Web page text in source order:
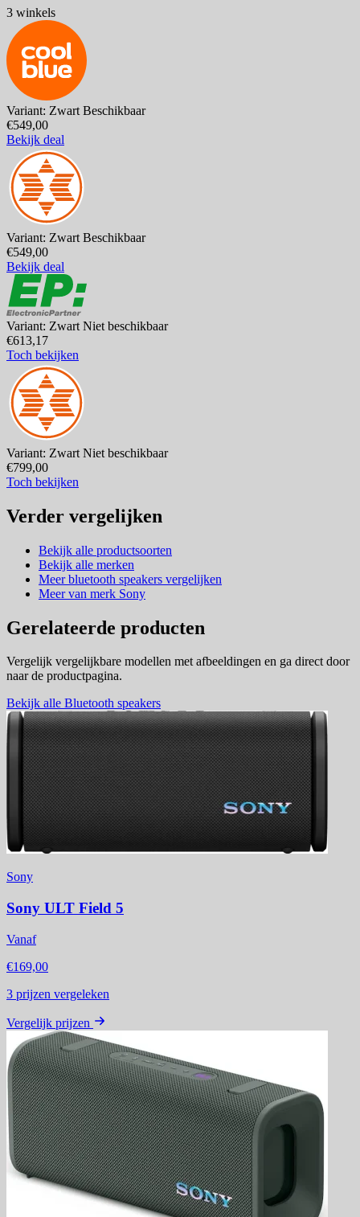
3 winkels
Variant: Zwart Beschikbaar
€549,00
Bekijk deal
Variant: Zwart Beschikbaar
€549,00
Bekijk deal
Variant: Zwart Niet beschikbaar
€613,17
Toch bekijken
Variant: Zwart Niet beschikbaar
€799,00
Toch bekijken
Verder vergelijken
Bekijk alle productsoorten
Bekijk alle merken
Meer bluetooth speakers vergelijken
Meer van merk Sony
Gerelateerde producten
Vergelijk vergelijkbare modellen met afbeeldingen en ga direct door
naar de productpagina.
Bekijk alle Bluetooth speakers
Sony
Sony ULT Field 5
Vanaf
€169,00
3 prijzen vergeleken
Vergelijk prijzen